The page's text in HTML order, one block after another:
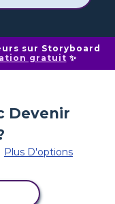
sur Storyboard
gratuit ✨
Plus D'options